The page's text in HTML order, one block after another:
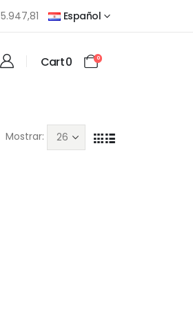
5.947,81 Español
0
Cart0
Mostrar: